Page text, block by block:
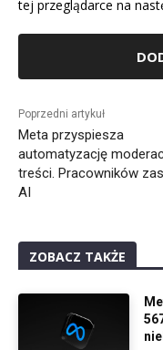
tej przeglądarce na
Poprzedni artykuł
Meta przyspiesza
automatyzację
treści. Pracowników
AI
ZOBACZ TAKŻE